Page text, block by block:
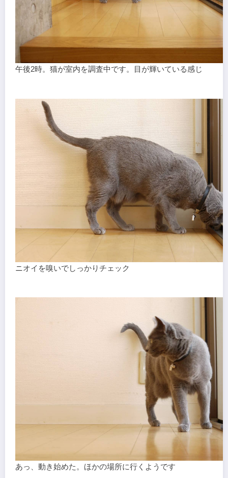
午後2時。猫が室内を調査中です。目が輝いている感じ
ニオイを嗅いでしっかりチェック
あっ、動き始めた。ほかの場所に行くようです